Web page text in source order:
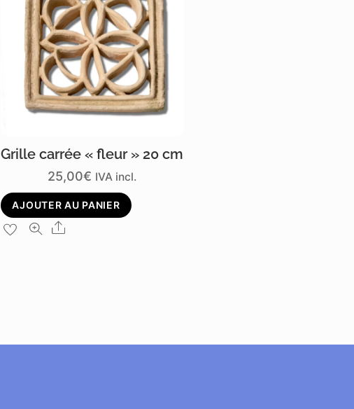
Grille carrée « fleur » 20 cm
25,00€ IVA incl.
AJOUTER AU PANIER
Share